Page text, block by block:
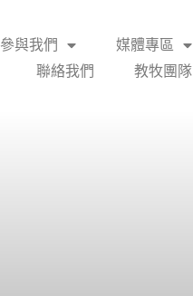
參與我們
媒體專區
聯絡我們
教牧團隊